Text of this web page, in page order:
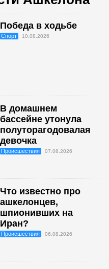
Победа в ходьбе
Спорт 10.08.2026
В домашнем
бассейне утонула
полуторагодовалая
девочка
Происшествия 07.08.2026
Что известно про
ашкелонцев,
шпионивших на
Иран?
Происшествия 06.08.2026